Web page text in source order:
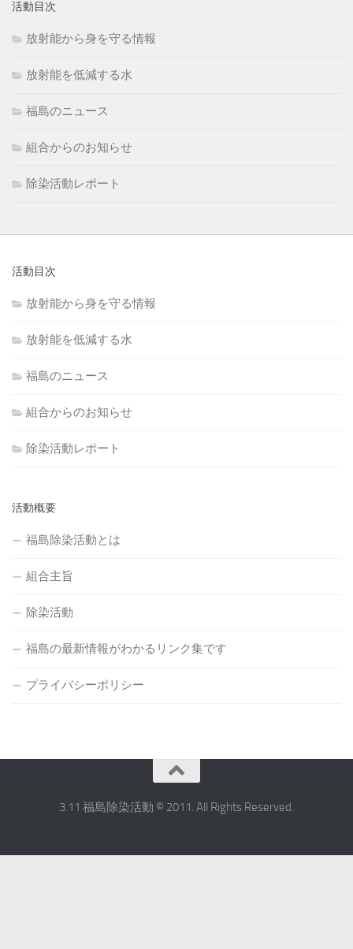
活動目次
放射能から身を守る情報
放射能を低減する水
福島のニュース
組合からのお知らせ
除染活動レポート
活動目次
放射能から身を守る情報
放射能を低減する水
福島のニュース
組合からのお知らせ
除染活動レポート
活動概要
福島除染活動とは
組合主旨
除染活動
福島の最新情報がわかるリンク集です
プライバシーポリシー
3.11 福島除染活動 © 2011. All Rights Reserved.